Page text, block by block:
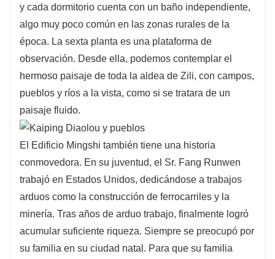
y cada dormitorio cuenta con un baño independiente,
algo muy poco común en las zonas rurales de la
época. La sexta planta es una plataforma de
observación. Desde ella, podemos contemplar el
hermoso paisaje de toda la aldea de Zili, con campos,
pueblos y ríos a la vista, como si se tratara de un
paisaje fluido.
El Edificio Mingshi también tiene una historia
conmovedora. En su juventud, el Sr. Fang Runwen
trabajó en Estados Unidos, dedicándose a trabajos
arduos como la construcción de ferrocarriles y la
minería. Tras años de arduo trabajo, finalmente logró
acumular suficiente riqueza. Siempre se preocupó por
su familia en su ciudad natal. Para que su familia